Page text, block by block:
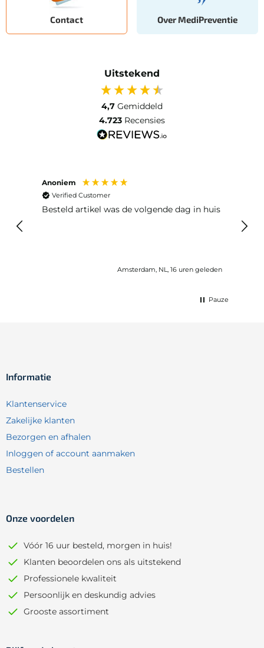
Contact Over MediPreventie
Uitstekend
4,7 Gemiddeld
4.723 Recensies
Anoniem
Verified Customer
Besteld artikel was de volgende dag in huis
Amsterdam, NL, 16 uren geleden
Pauze
Informatie
Klantenservice
Zakelijke klanten
Bezorgen en afhalen
Inloggen of account aanmaken
Bestellen
Onze voordelen
Vóór 16 uur besteld, morgen in huis!
Klanten beoordelen ons als uitstekend
Professionele kwaliteit
Persoonlijk en deskundig advies
Grooste assortiment